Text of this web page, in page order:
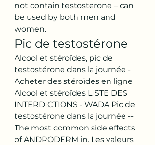
not contain testosterone – can
be used by both men and
women.
Pic de testostérone
Alcool et stéroïdes, pic de
testostérone dans la journée -
Acheter des stéroïdes en ligne
Alcool et stéroïdes LISTE DES
INTERDICTIONS - WADA Pic de
testostérone dans la journée --
The most common side effects
of ANDRODERM in. Les valeurs